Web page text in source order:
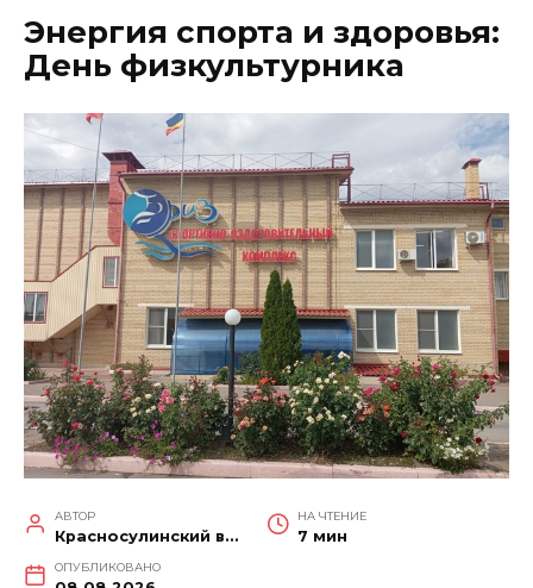
Энергия спорта и здоровья:
День физкультурника
АВТОР
Красносулинский вестник
НА ЧТЕНИЕ
7 мин
ОПУБЛИКОВАНО